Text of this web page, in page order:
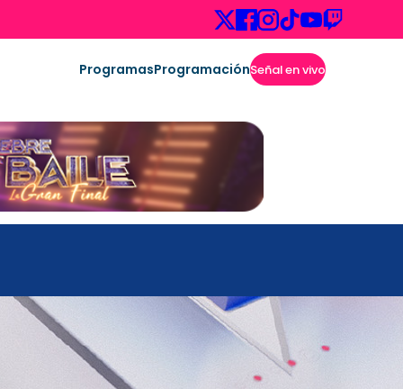
ProgramasProgramaciónSeñal en vivo